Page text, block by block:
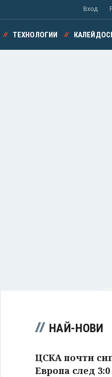
Вход
ТЕХНОЛОГИИ
НАЙ-НОВИ
ЦСКА почти
Европа след